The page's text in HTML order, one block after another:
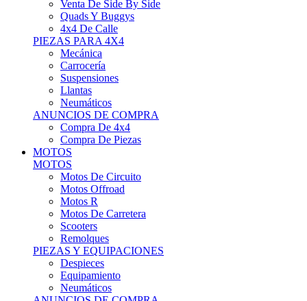
Motos R
Motos De Carretera
Scooters
Remolques
PIEZAS Y EQUIPACIONES
Despieces
Equipamiento
Neumáticos
ANUNCIOS DE COMPRA
Compra Motos
Compra Piezas
ASISTENCIA Y TALLER
ASISTENCIA Y TALLER
Camiones
Autobuses
Furgonetas
Venta De Remolques
Alquiler De Remolques O Furgones
Carpas
Herramientas
ANUNCIOS DE COMPRA
Compra De Vehículos
Compra De Herramientas